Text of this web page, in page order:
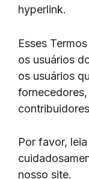
hyperlink.
Esses
os usuários
os usuários
Por favor,
nosso site.